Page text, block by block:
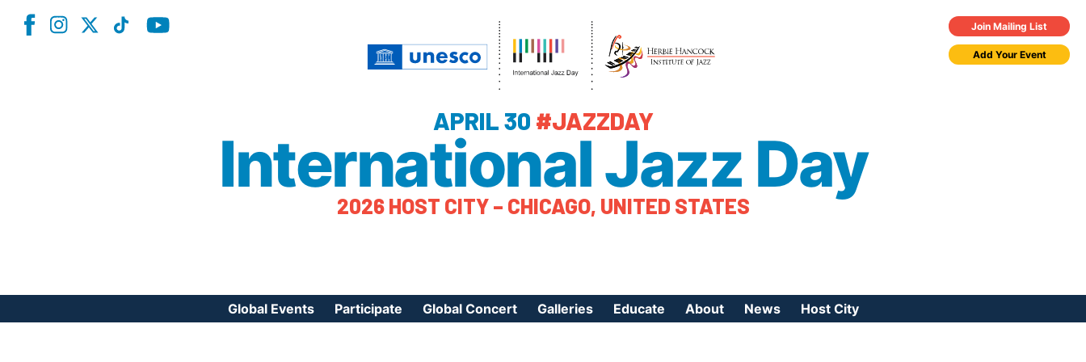
Join Mailing List
Add Your Event
APRIL 30 #JAZZDAY
International Jazz Day
2026 HOST CITY – CHICAGO, UNITED STATES
Global Events Participate Global Concert Galleries Educate About News Host City